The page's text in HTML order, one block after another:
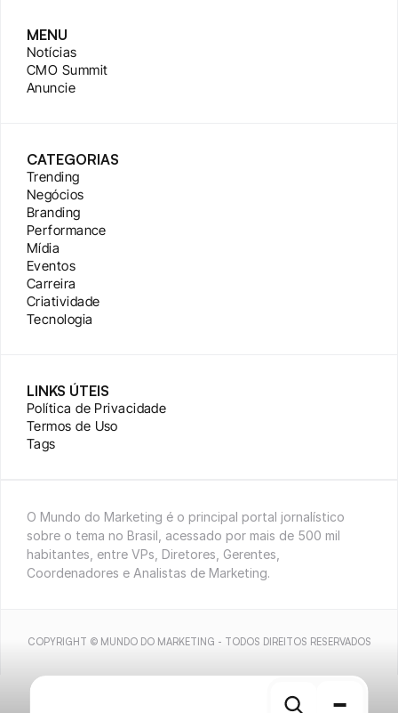
MENU
Notícias
CMO Summit
Anuncie
CATEGORIAS
Trending
Negócios
Branding
Performance
Mídia
Eventos
Carreira
Criatividade
Tecnologia
LINKS ÚTEIS
Política de Privacidade
Termos de Uso
Tags
O Mundo do Marketing é o principal portal jornalístico
sobre o tema no Brasil, acessado por mais de 500 mil
habitantes, entre VPs, Diretores, Gerentes,
Coordenadores e Analistas de Marketing.
COPYRIGHT © MUNDO DO MARKETING - TODOS DIREITOS RESERVADOS